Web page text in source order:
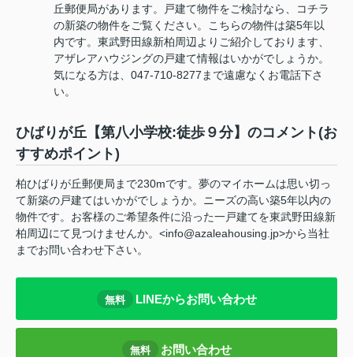
丘郵便局があります。戸建て物件をご検討なら、コチラ
の新築の物件をご覧ください。こちらの物件は築5年以
内です。東武野田線新柏周辺よりご紹介しております、
アザレアハウジングの戸建て情報はいかがでしょうか。
気になる方は、047-710-8277まで遠慮なくお電話下さ
い。
ひばりが丘【第八小学校:徒歩９分】のコメント(お
すすめポイント)
柏ひばりが丘郵便局まで230mです。夢のマイホームは思い切っ
て新築の戸建てはいかがでしょうか。ニーズの高い築5年以内の
物件です。お客様のご希望条件に沿った一戸建てを東武野田線新
柏周辺にて見つけませんか。<info@azaleahousing.jp>から当社
までお問い合わせ下さい。
無料 LINEからお問い合わせ
無料 お問い合わせ